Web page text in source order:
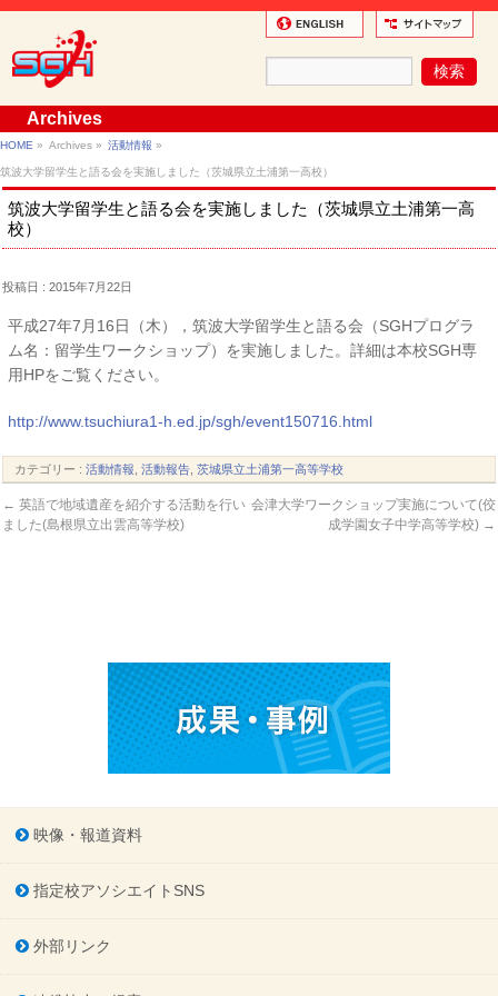
Archives
HOME » Archives » 活動情報 »
筑波大学留学生と語る会を実施しました（茨城県立土浦第一高校）
筑波大学留学生と語る会を実施しました（茨城県立土浦第一高
校）
投稿日 : 2015年7月22日
平成27年7月16日（木），筑波大学留学生と語る会（SGHプログラ
ム名：留学生ワークショップ）を実施しました。詳細は本校SGH専
用HPをご覧ください。
http://www.tsuchiura1-h.ed.jp/sgh/event150716.html
カテゴリー :活動情報 ,活動報告 ,茨城県立土浦第一高等学校
← 英語で地域遺産を紹介する活動を行い
ました(島根県立出雲高等学校)
会津大学ワークショップ実施について(佼
成学園女子中学高等学校) →
映像・報道資料
指定校アソシエイトSNS
外部リンク